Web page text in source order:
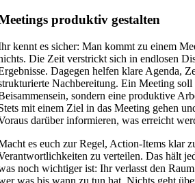
produktiv gestalten
kennt es sicher: Man kommt zu einem
Die Zeit verstrickt sich in endlosen
Dagegen helfen klare Agenda,
Nachbereitung. Ein Meeting soll
sondern eine produktive
mit einem Ziel in das Meeting gehen
darüber informieren, was erreicht
es euch zur Regel, Action-Items klar
zu verteilen. Das hält
noch wichtiger ist: Ihr verlasst den
was bis wann zu tun hat. Nichts geht